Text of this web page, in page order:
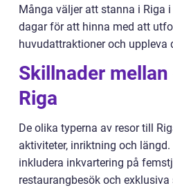
Många väljer att stanna i Riga
dagar för att hinna med att
huvudattraktioner och uppleva
Skillnader mellan
Riga
De olika typerna av resor till
aktiviteter, inriktning och längd.
inkludera inkvartering på
restaurangbesök och exklusiva